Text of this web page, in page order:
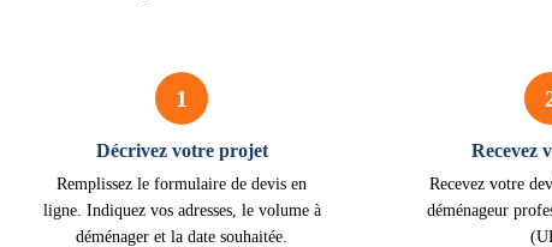
1
Décrivez votre projet
Remplissez le formulaire de devis en
ligne. Indiquez vos adresses, le volume à
déménager et la date souhaitée.
Recevez
Recevez votre
déménageur